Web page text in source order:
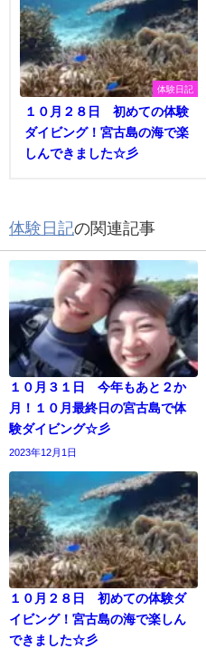
体験日記
１０月２８日 初めての体験
ダイビング！宮古島の海で楽
しんできました☆彡
体験日記の関連記事
１０月３１日 今年もあと２か
月！１０月最終日の宮古島で体
験ダイビング☆彡
2023年12月1日
１０月２８日 初めての体験ダ
イビング！宮古島の海で楽しん
できました☆彡